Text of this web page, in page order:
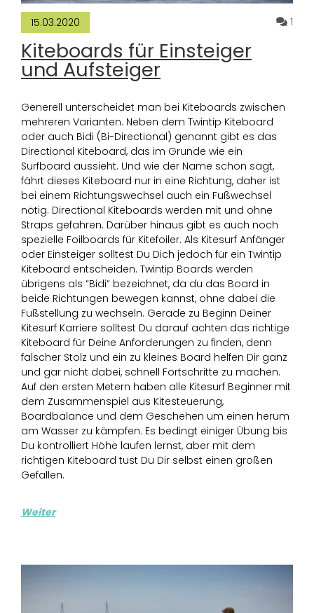
15.03.2020 1
Kiteboards für Einsteiger
und Aufsteiger
Generell unterscheidet man bei Kiteboards zwischen
mehreren Varianten. Neben dem Twintip Kiteboard
oder auch Bidi (Bi-Directional) genannt gibt es das
Directional Kiteboard, das im Grunde wie ein
Surfboard aussieht. Und wie der Name schon sagt,
fährt dieses Kiteboard nur in eine Richtung, daher ist
bei einem Richtungswechsel auch ein Fußwechsel
nötig. Directional Kiteboards werden mit und ohne
Straps gefahren. Darüber hinaus gibt es auch noch
spezielle Foilboards für Kitefoiler. Als Kitesurf Anfänger
oder Einsteiger solltest Du Dich jedoch für ein Twintip
Kiteboard entscheiden. Twintip Boards werden
übrigens als “Bidi“ bezeichnet, da du das Board in
beide Richtungen bewegen kannst, ohne dabei die
Fußstellung zu wechseln. Gerade zu Beginn Deiner
Kitesurf Karriere solltest Du darauf achten das richtige
Kiteboard für Deine Anforderungen zu finden, denn
falscher Stolz und ein zu kleines Board helfen Dir ganz
und gar nicht dabei, schnell Fortschritte zu machen.
Auf den ersten Metern haben alle Kitesurf Beginner mit
dem Zusammenspiel aus Kitesteuerung,
Boardbalance und dem Geschehen um einen herum
am Wasser zu kämpfen. Es bedingt einiger Übung bis
Du kontrolliert Höhe laufen lernst, aber mit dem
richtigen Kiteboard tust Du Dir selbst einen großen
Gefallen.
Weiter